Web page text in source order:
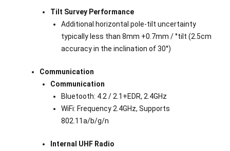
Tilt Survey Performance
Additional horizontal pole-tilt uncertainty
typically less than 8mm +0.7mm / °tilt (2.5cm
accuracy in the inclination of 30°)
Communication
Communication
Bluetooth: 4.2 / 2.1+EDR, 2.4GHz
WiFi: Frequency 2.4GHz, Supports
802.11a/b/g/n
Internal UHF Radio